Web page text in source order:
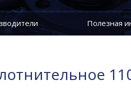
Полезная